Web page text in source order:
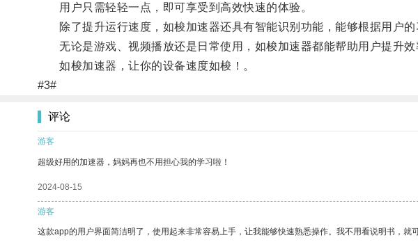
用户只需轻轻一点，即可享受到高效快速的体验。
除了提升运行速度，如梭加速器还具有智能识别功能，能够根据用户的
无论是游戏、视频播放还是日常使用，如梭加速器都能帮助用户提升效
如梭加速器，让你的设备速度如梭！。
#3#
评论
游客
超级好用的加速器，妈妈再也不用担心我的学习啦！
2024-08-15
游客
这款app的用户界面简洁明了，使用起来非常容易上手，让我能够快速熟悉操作。我不用看说明书，就